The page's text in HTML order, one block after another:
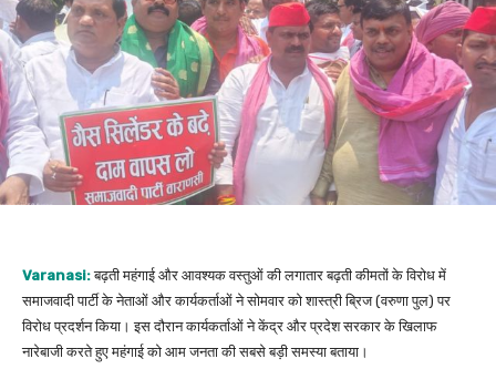
Varanasi:बढ़ती महंगाई और आवश्यक वस्तुओं की लगातार बढ़ती कीमतों के विरोध में
समाजवादी पार्टी के नेताओं और कार्यकर्ताओं ने सोमवार को शास्त्री ब्रिज (वरुणा पुल) पर
विरोध प्रदर्शन किया। इस दौरान कार्यकर्ताओं ने केंद्र और प्रदेश सरकार के खिलाफ
नारेबाजी करते हुए महंगाई को आम जनता की सबसे बड़ी समस्या बताया।